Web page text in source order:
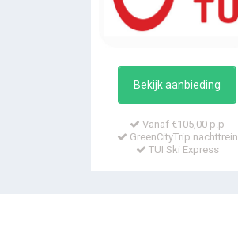
Bekijk aanbieding
Vanaf €105,00 p.p
GreenCityTrip nachttrein
TUI Ski Express